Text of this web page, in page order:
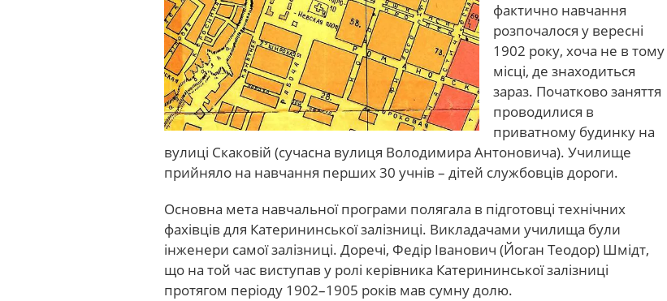
фактично навчання
розпочалося у вересні
1902 року, хоча не в тому
місці, де знаходиться
зараз. Початково заняття
проводилися в
приватному будинку на
вулиці Скаковій (сучасна вулиця Володимира Антоновича). Училище
прийняло на навчання перших 30 учнів – дітей службовців дороги.
Основна мета навчальної програми полягала в підготовці технічних
фахівців для Катерининської залізниці. Викладачами училища були
інженери самої залізниці. Доречі, Федір Іванович (Йоган Теодор) Шмідт,
що на той час виступав у ролі керівника Катерининської залізниці
протягом періоду 1902–1905 років мав сумну долю.